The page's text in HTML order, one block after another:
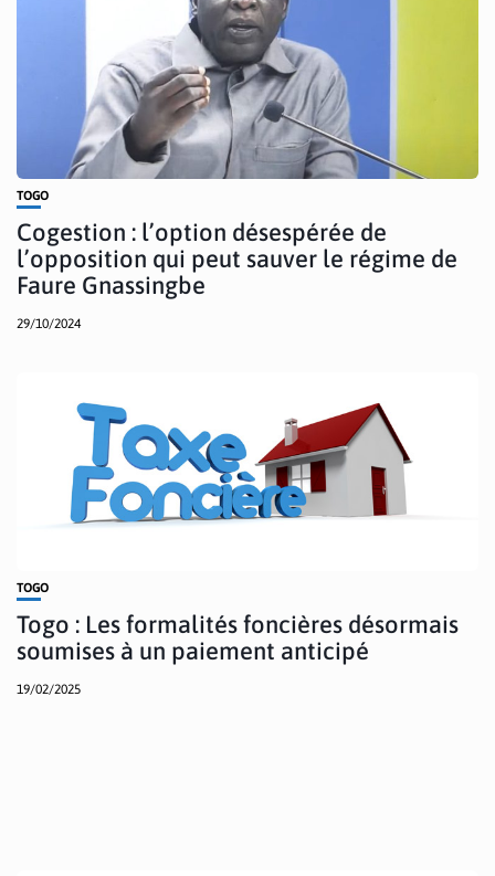
TOGO
Cogestion : l’option désespérée de
l’opposition qui peut sauver le régime de
Faure Gnassingbe
29/10/2024
TOGO
Togo : Les formalités foncières désormais
soumises à un paiement anticipé
19/02/2025